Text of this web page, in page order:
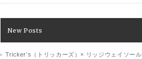
New Posts
Tricker’s（トリッカーズ）× リッジウェイソール